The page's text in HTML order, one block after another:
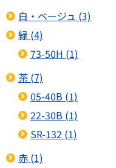
白・ベージュ (3)
緑 (4)
73-50H (1)
茶 (7)
05-40B (1)
22-30B (1)
SR-132 (1)
赤 (1)